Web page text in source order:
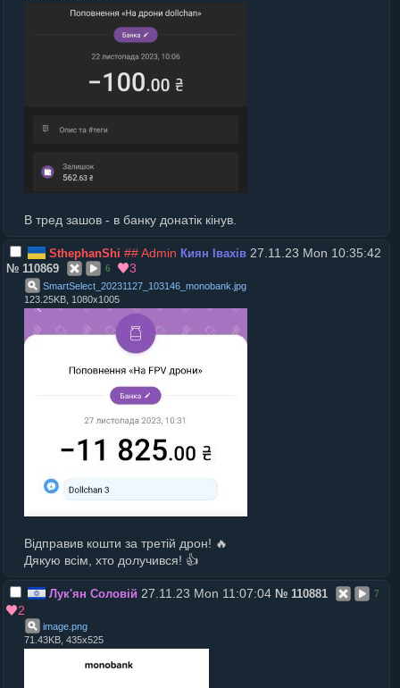
В тред зашов - в банку донатік кінув.
SthephanShi ## Admin Киян Івахів 27.11.23 Mon 10:35:42
№ 110869 6 3
SmartSelect_20231127_103146_monobank jpg
123.25KB, 1080x1005
Відправив кошти за третій дрон! 🔥
Дякую всім, хто долучився! 👍
Лук'ян Соловій 27.11.23 Mon 11:07:04 № 110881 7
2
image png
71.43KB, 435x525